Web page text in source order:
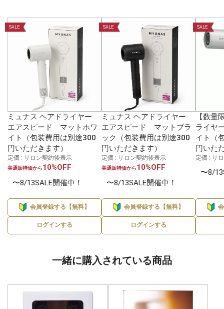
SALE
ミュナス ヘアドライヤー
エアスピード マットホワ
イト（包装費用は別途300
円いただきます）
定価 : サロン契約後表示
美通販特価から10%OFF
〜8/13SALE開催中！
会員登録する【無料】
ログインする
SALE
ミュナス ヘアドライヤー
エアスピード マットブラ
ック（包装費用は別途300
円いただきます）
定価 : サロン契約後表示
美通販特価から10%OFF
〜8/13SALE開催中！
会員登録する【無料】
ログインする
SALE
【数量
ライヤ
イト（
円いた
定価 : サ
〜8/
一緒に購入されている商品